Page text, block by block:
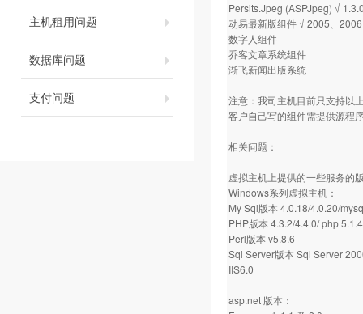
主机租用问题
数据库问题
支付问题
Persits.Jpeg (ASPJpeg) √
动易最新版组件 √ 2005、
数字人组件
乔客文章系统组件
渐飞新闻出版系统
注意：我司主机目前只支持以
客户自己写的组件需提供源程
相关问题：
虚拟主机上提供的一些服务的
Windows系列虚拟主机：
My Sql版本 4.0.18/4.0.20/
PHP版本 4.3.2/4.4.0/ php
Perl版本 v5.8.6
Sql Server版本 Sql Server
IIS6.0
asp.net 版本：